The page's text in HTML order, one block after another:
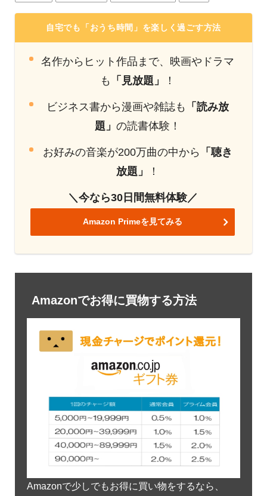
自宅でも「おうち時間」を楽しく過ごす方法
名作からヒット作品まで、映画やドラマ
も
「見放題」 ！
ビジネス書から漫画や雑誌も
「読み放
題」の読書体験！
お好みの音楽が200万曲の中から
「聴き
放題」
！
＼今なら30日間無料体験／
Amazon Primeを見てみる
Amazonでお得に買物する方法
Amazonで少しでもお得に買い物をするなら、